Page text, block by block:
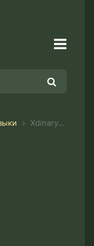
Xdinary Heroes - PLUTO